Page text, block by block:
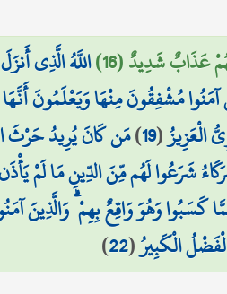
شَدِيدٌ (16)
اللَّهُ الَّذِي
مُشْفِقُونَ مِنْهَا وَيَعْلَمُونَ
الْعَزِيزُ(
19
)مَن كَانَ يُرِيدُ حَرْثَ
شَرَعُوا لَهُم مِّنَ الدِّينِ مَا لَمْ
وَهُوَ وَاقِعٌ بِهِمْ ۗ وَالَّذِينَ
الْكَبِيرُ(
22
)